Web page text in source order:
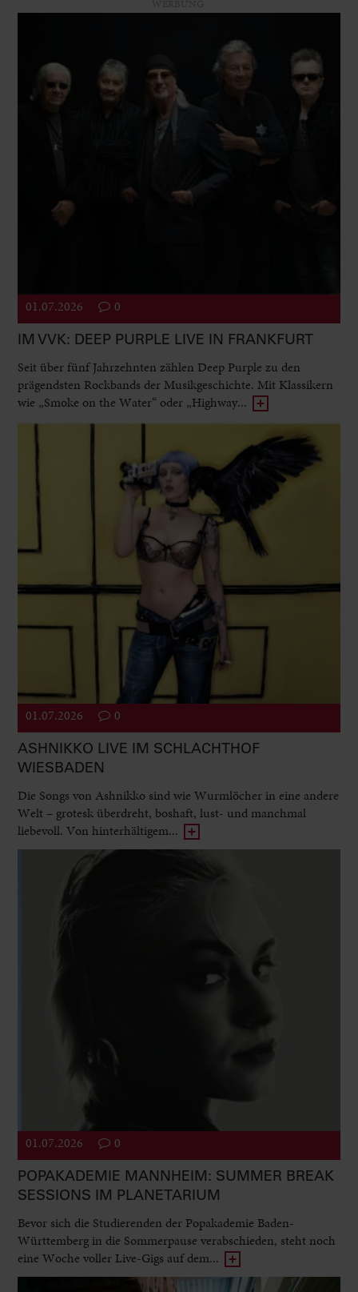
01.07.2026 0
IM VVK: DEEP PURPLE LIVE IN FRANKFURT
Seit über fünf Jahrzehnten zählen Deep Purple zu den
prägendsten Rockbands der Musikgeschichte. Mit Klassikern
wie „Smoke on the Water“ oder „Highway...
01.07.2026 0
ASHNIKKO LIVE IM SCHLACHTHOF
WIESBADEN
Die Songs von Ashnikko sind wie Wurmlöcher in eine andere
Welt – grotesk überdreht, boshaft, lust- und manchmal
liebevoll. Von hinterhältigem...
01.07.2026 0
POPAKADEMIE MANNHEIM: SUMMER BREAK
SESSIONS IM PLANETARIUM
Bevor sich die Studierenden der Popakademie Baden-
Württemberg in die Sommerpause verabschieden, steht noch
eine Woche voller Live-Gigs auf dem...